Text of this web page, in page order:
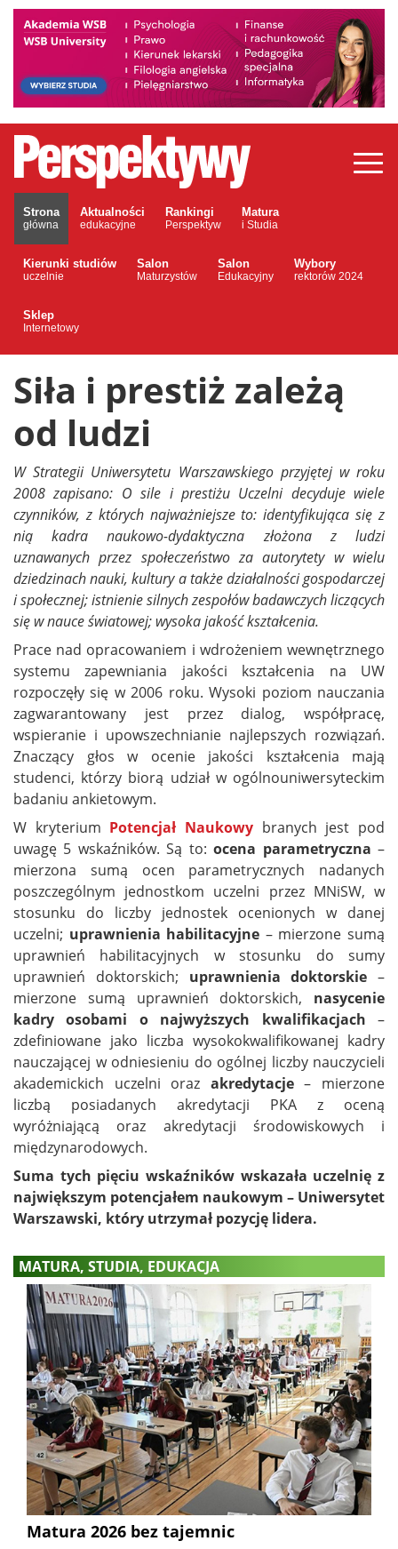
Strona
główna
Aktualności
edukacyjne
Rankingi
Perspektyw
Matura
i Studia
Kierunki studiów
uczelnie
Salon
Maturzystów
Salon
Edukacyjny
Wybory
rektorów 2024
Sklep
Internetowy
Siła i prestiż zależą
od ludzi
W Strategii Uniwersytetu Warszawskiego przyjętej w roku
2008 zapisano: O sile i prestiżu Uczelni decyduje wiele
czynników, z których najważniejsze to: identyfikująca się z
nią kadra naukowo-dydaktyczna złożona z ludzi
uznawanych przez społeczeństwo za autorytety w wielu
dziedzinach nauki, kultury a także działalności gospodarczej
i społecznej; istnienie silnych zespołów badawczych liczących
się w nauce światowej; wysoka jakość kształcenia.
Prace nad opracowaniem i wdrożeniem wewnętrznego
systemu zapewniania jakości kształcenia na UW
rozpoczęły się w 2006 roku. Wysoki poziom nauczania
zagwarantowany jest przez dialog, współpracę,
wspieranie i upowszechnianie najlepszych rozwiązań.
Znaczący głos w ocenie jakości kształcenia mają
studenci, którzy biorą udział w ogólnouniwersyteckim
badaniu ankietowym.
W kryterium Potencjał Naukowy branych jest pod
uwagę 5 wskaźników. Są to:ocena parametryczna –
mierzona sumą ocen parametrycznych nadanych
poszczególnym jednostkom uczelni przez MNiSW, w
stosunku do liczby jednostek ocenionych w danej
uczelni; uprawnienia habilitacyjne – mierzone sumą
uprawnień habilitacyjnych w stosunku do sumy
uprawnień doktorskich; uprawnienia doktorskie –
mierzone sumą uprawnień doktorskich, nasycenie
kadry osobami o najwyższych kwalifikacjach –
zdefiniowane jako liczba wysokokwalifikowanej kadry
nauczającej w odniesieniu do ogólnej liczby nauczycieli
akademickich uczelni oraz akredytacje– mierzone
liczbą posiadanych akredytacji PKA z oceną
wyróżniającą oraz akredytacji środowiskowych i
międzynarodowych.
Suma tych pięciu wskaźników wskazała uczelnię z
największym potencjałem naukowym – Uniwersytet
Warszawski, który utrzymał pozycję lidera.
MATURA, STUDIA, EDUKACJA
Matura 2026 bez tajemnic